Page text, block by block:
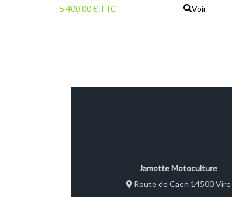
5 400.00 € TTC Voir
Jamotte Motoculture
Route de Caen 14500 Vire